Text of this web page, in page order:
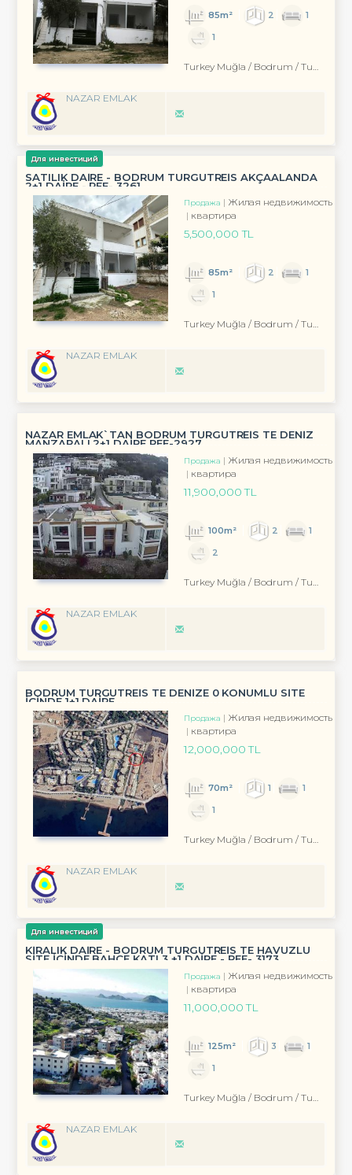
85m² 2
1
1
Turkey Muğla / Bodrum / Turgutreis
NAZAR EMLAK
Для инвестиций
SATILIK DAİRE - BODRUM TURGUTREİS AKÇAALANDA
2+1 DAİRE - REF- 3261
Продажа
Жилая недвижимость
квартира
5,500,000 TL
85m² 2
1
1
Turkey Muğla / Bodrum / Turgutreis
NAZAR EMLAK
NAZAR EMLAK`TAN BODRUM TURGUTREİS TE DENİZ
MANZARALI 2+1 DAİRE REF-2927
Продажа
Жилая недвижимость
квартира
11,900,000 TL
100m² 2
1
2
Turkey Muğla / Bodrum / Turgutreis
NAZAR EMLAK
BODRUM TURGUTREİS TE DENİZE 0 KONUMLU SİTE
İÇİNDE 1+1 DAİRE
Продажа
Жилая недвижимость
квартира
12,000,000 TL
70m² 1
1
1
Turkey Muğla / Bodrum / Turgutreis
NAZAR EMLAK
Для инвестиций
KİRALIK DAİRE - BODRUM TURGUTREİS TE HAVUZLU
SİTE İÇİNDE BAHÇE KATI 3 +1 DAİRE - REF- 3173
Продажа
Жилая недвижимость
квартира
11,000,000 TL
125m² 3
1
1
Turkey Muğla / Bodrum / Turgutreis
NAZAR EMLAK